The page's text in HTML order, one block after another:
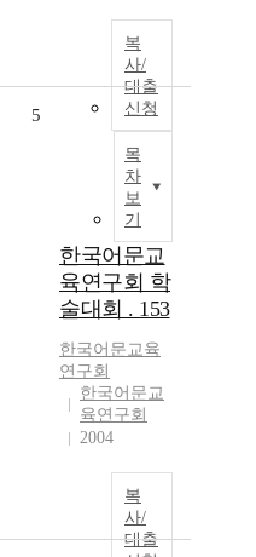
복
사/
대출
신청
목
차
보
기
5
한국어문교
육연구회 학
술대회 . 153
한국어문교육
연구회
한국어문교
육연구회
2004
복
사/
대출